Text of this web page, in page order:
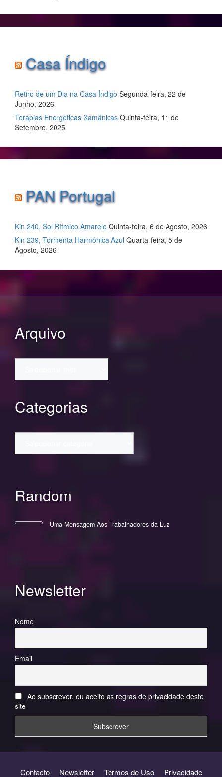
Casa Índigo
Retiro de um Dia na Casa Índigo Segunda-feira, 22 de
Junho, 2026
Terapias Energéticas Xamânicas Quinta-feira, 11 de
Setembro, 2025
PAN Portugal
Kin 240, Sol Rítmico Amarelo Quinta-feira, 6 de Agosto, 2026
Kin 239, Tormenta Harmónica Azul Quarta-feira, 5 de
Agosto, 2026
Arquivo
Categorias
Random
Uma Mensagem Aos Trabalhadores da Luz
Newsletter
Nome
Email
Ao subscrever, eu aceito as regras de privacidade deste
site
Contacto Newsletter Termos de Uso Privacidade